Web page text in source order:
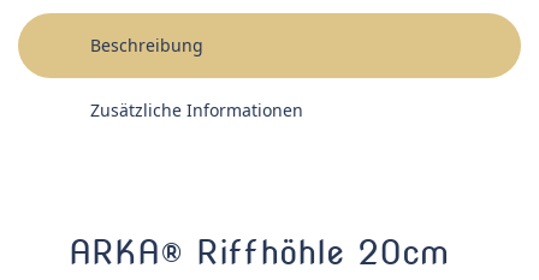
Beschreibung
Zusätzliche Informationen
ARKA® Riffhöhle 20cm